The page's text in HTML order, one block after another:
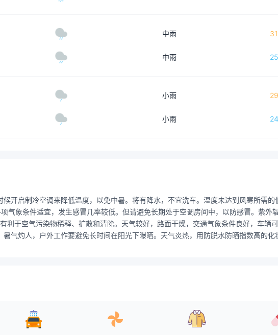
中雨
中雨
小雨
小雨
开启制冷空调来降低温度，以免中暑。将有降水，不宜洗车。温度未达到风寒所需的
气象条件适宜，发生感冒几率较低。但请避免长期处于空调房间中，以防感冒。紫外
利于空气污染物稀释、扩散和清除。天气较好，路面干燥，交通气象条件良好，车辆
气灼人，户外工作要避免长时间在阳光下曝晒。天气炎热，用防脱水防晒指数高的化